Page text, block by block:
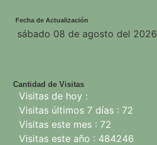
Fecha de Actualización
Cantidad de Visitas
Visitas de hoy :
Visitas últimos 7 días : 72
Visitas este mes : 72
Visitas este año : 484246
sábado 08 de agosto del 2026